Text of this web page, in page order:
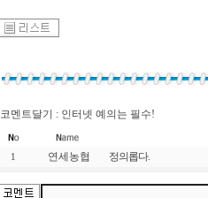
코멘트달기 : 인터넷 예의는 필수!
1 연세농협 정의롭다.